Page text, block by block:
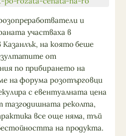
и
участваха в
на която беше
от
по прибирането на
на форума розотърговци
с евентуалната цена
тазгодишната реколта,
все още няма, тъй
на продукта.